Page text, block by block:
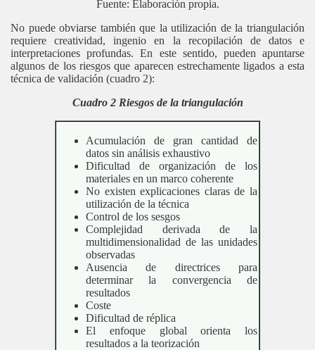
Fuente: Elaboración propia.
No puede obviarse también que la utilización de la triangulación
requiere creatividad, ingenio en la recopilación de datos e
interpretaciones profundas. En este sentido, pueden apuntarse
algunos de los riesgos que aparecen estrechamente ligados a esta
técnica de validación (cuadro 2):
Cuadro 2 Riesgos de la triangulación
Acumulación de gran cantidad de
datos sin análisis exhaustivo
Dificultad de organización de los
materiales en un marco coherente
No existen explicaciones claras de la
utilización de la técnica
Control de los sesgos
Complejidad derivada de la
multidimensionalidad de las unidades
observadas
Ausencia de directrices para
determinar la convergencia de
resultados
Coste
Dificultad de réplica
El enfoque global orienta los
resultados a la teorización